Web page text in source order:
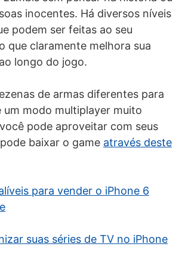
inocentes. Há diversos níveis
podem ser feitas ao seu
que claramente melhora sua
longo do jogo.
de armas diferentes para
um modo multiplayer muito
pode aproveitar com seus
baixar o game através deste
para vender o iPhone 6
suas séries de TV no iPhone